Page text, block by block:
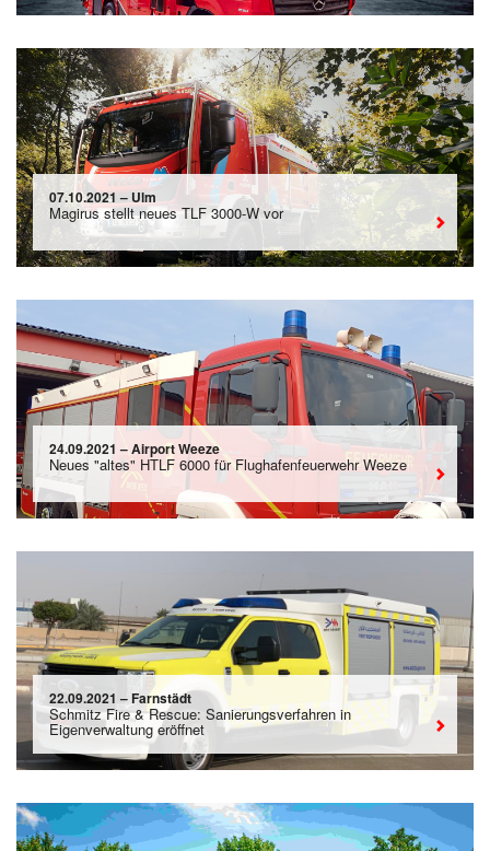
07.10.2021 – Ulm
Magirus stellt neues TLF 3000-W vor
24.09.2021 – Airport Weeze
Neues "altes" HTLF 6000 für Flughafenfeuerwehr Weeze
22.09.2021 – Farnstädt
Schmitz Fire & Rescue: Sanierungsverfahren in
Eigenverwaltung eröffnet